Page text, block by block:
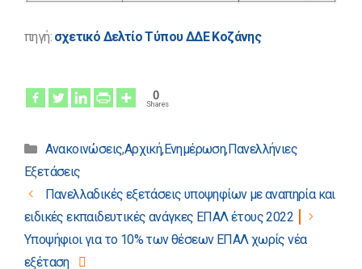
πηγή: σχετικό Δελτίο Τύπου ΔΔΕ Κοζάνης
0
Shares
Κατηγορίες
Ανακοινώσεις,Αρχική,Ενημέρωση,Πανελλήνιες
Εξετάσεις
Πλοήγηση
άρθρων
Πανελλαδικές εξετάσεις υποψηφίων με αναπηρία και
ειδικές εκπαιδευτικές ανάγκες ΕΠΑΛ έτους 2022
Υποψήφιοι για το 10% των θέσεων ΕΠΑΛ χωρίς νέα
εξέταση